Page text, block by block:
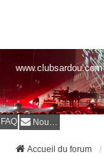
www.clubsardou.com
FAQ Nous contacter
Accueil du forum